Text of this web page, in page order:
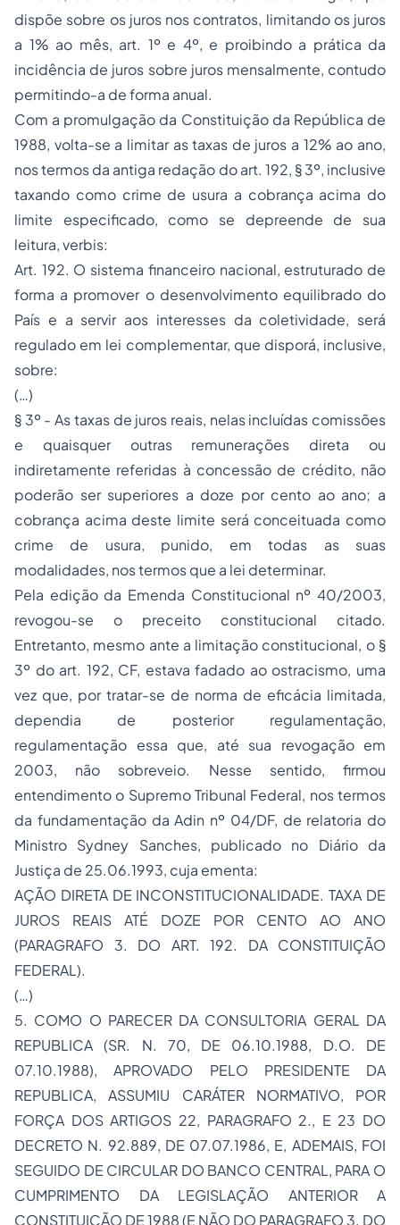
dispõe sobre os juros nos contratos, limitando os juros
a 1% ao mês, art. 1º e 4º, e proibindo a prática da
incidência de juros sobre juros mensalmente, contudo
permitindo-a de forma anual.
Com a promulgação da Constituição da República de
1988, volta-se a limitar as taxas de juros a 12% ao ano,
nos termos da antiga redação do art. 192, § 3º, inclusive
taxando como crime de usura a cobrança acima do
limite especificado, como se depreende de sua
leitura, verbis:
Art. 192. O sistema financeiro nacional, estruturado de
forma a promover o desenvolvimento equilibrado do
País e a servir aos interesses da coletividade, será
regulado em lei complementar, que disporá, inclusive,
sobre:
(…)
§ 3º - As taxas de juros reais, nelas incluídas comissões
e quaisquer outras remunerações direta ou
indiretamente referidas à concessão de crédito, não
poderão ser superiores a doze por cento ao ano; a
cobrança acima deste limite será conceituada como
crime de usura, punido, em todas as suas
modalidades, nos termos que a lei determinar.
Pela edição da Emenda Constitucional nº 40/2003,
revogou-se o preceito constitucional citado.
Entretanto, mesmo ante a limitação constitucional, o §
3º do art. 192, CF, estava fadado ao ostracismo, uma
vez que, por tratar-se de norma de eficácia limitada,
dependia de posterior regulamentação,
regulamentação essa que, até sua revogação em
2003, não sobreveio. Nesse sentido, firmou
entendimento o Supremo Tribunal Federal, nos termos
da fundamentação da Adin nº 04/DF, de relatoria do
Ministro Sydney Sanches, publicado no Diário da
Justiça de 25.06.1993, cuja ementa:
AÇÃO DIRETA DE INCONSTITUCIONALIDADE. TAXA DE
JUROS REAIS ATÉ DOZE POR CENTO AO ANO
(PARAGRAFO 3. DO ART. 192. DA CONSTITUIÇÃO
FEDERAL).
(…)
5. COMO O PARECER DA CONSULTORIA GERAL DA
REPUBLICA (SR. N. 70, DE 06.10.1988, D.O. DE
07.10.1988), APROVADO PELO PRESIDENTE DA
REPUBLICA, ASSUMIU CARÁTER NORMATIVO, POR
FORÇA DOS ARTIGOS 22, PARAGRAFO 2., E 23 DO
DECRETO N. 92.889, DE 07.07.1986, E, ADEMAIS, FOI
SEGUIDO DE CIRCULAR DO BANCO CENTRAL, PARA O
CUMPRIMENTO DA LEGISLAÇÃO ANTERIOR A
CONSTITUIÇÃO DE 1988 (E NÃO DO PARAGRAFO 3. DO